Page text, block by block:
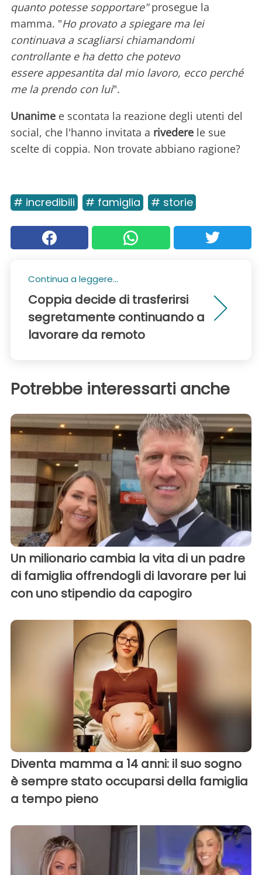
quanto potesse sopportare"prosegue la
mamma. "Ho provato a spiegare ma lei
continuava a scagliarsi chiamandomi
controllante e ha detto che potevo
essere appesantita dal mio lavoro, ecco perché
me la prendo con lui".
Unanime e scontata la reazione degli utenti del
social, che l'hanno invitata a rivedere le sue
scelte di coppia. Non trovate abbiano ragione?
# incredibili # famiglia # storie
Continua a leggere...
Coppia decide di trasferirsi
segretamente continuando a
lavorare da remoto
Potrebbe interessarti anche
Un milionario cambia la vita di un padre
di famiglia offrendogli di lavorare per lui
con uno stipendio da capogiro
Diventa mamma a 14 anni: il suo sogno
è sempre stato occuparsi della famiglia
a tempo pieno